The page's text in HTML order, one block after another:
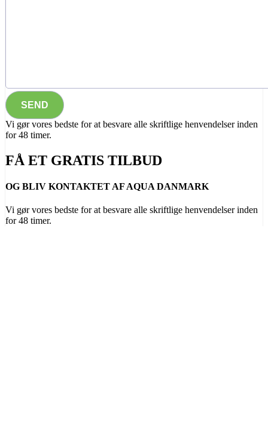
Vi gør vores bedste for at besvare alle skriftlige henvendelser inden
for 48 timer.
FÅ ET GRATIS TILBUD
OG BLIV KONTAKTET AF AQUA DANMARK
Vi gør vores bedste for at besvare alle skriftlige henvendelser inden
for 48 timer.